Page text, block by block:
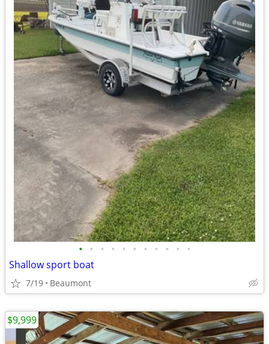
• • • • • • • • • • •
Shallow sport boat
7/19 Beaumont
$9,999